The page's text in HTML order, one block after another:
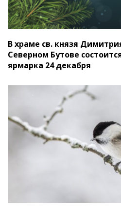
В храме св. князя
Северном Бутове
ярмарка 24 декабря